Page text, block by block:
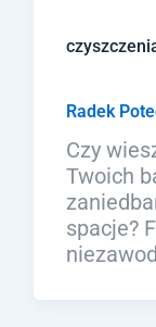
Radek
Czy
Twoich
spacje?